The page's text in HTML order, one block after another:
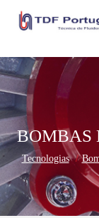
BOMBAS
Tecnologias